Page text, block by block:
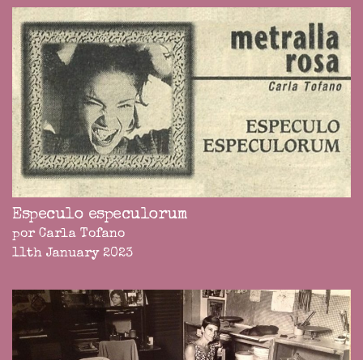
Especulo especulorum
por Carla Tofano
11th January 2023